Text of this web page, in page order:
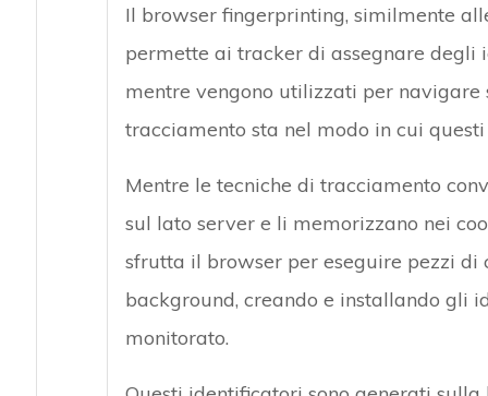
Il browser fingerprinting, similmente
permette ai tracker di assegnare
mentre vengono utilizzati per
tracciamento sta nel modo in cui
Mentre le tecniche di tracciamento
sul lato server e li memorizzano nei
sfrutta il browser per eseguire pezzi di
background, creando e installando gli
monitorato.